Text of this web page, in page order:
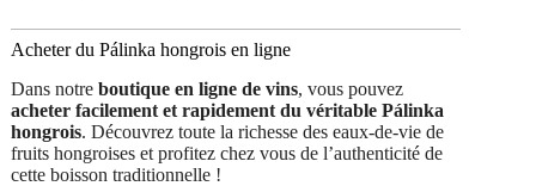
Acheter du Pálinka hongrois en ligne
Dans notre boutique en ligne de vins, vous pouvez
acheter facilement et rapidement du véritable Pálinka
hongrois. Découvrez toute la richesse des eaux-de-vie de
fruits hongroises et profitez chez vous de l’authenticité de
cette boisson traditionnelle !